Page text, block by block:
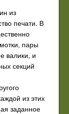
из
печати. В
пары
валики, и
секций
из этих
заданное